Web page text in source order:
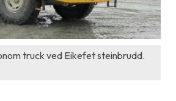
truck ved Eikefet steinbrudd.